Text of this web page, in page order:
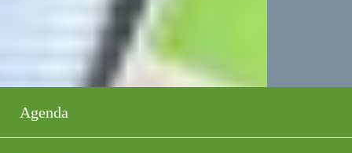
Agenda